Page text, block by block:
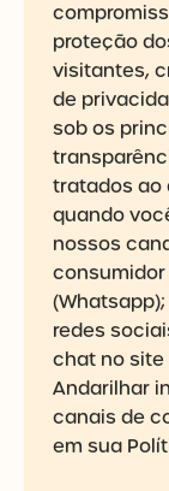
proteção
visitantes,
de
sob os
tratados ao
quando
nossos
consumidor
redes
chat no site
Andarilhar
canais de
em sua